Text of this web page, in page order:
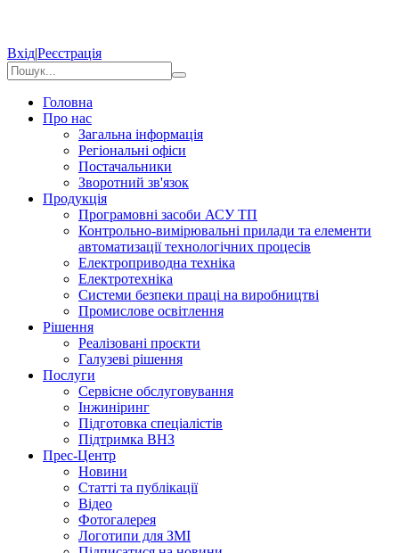
Вхід|Реєстрація
Головна
Про нас
Загальна інформація
Регіональні офіси
Постачальники
Зворотний зв'язок
Продукція
Програмовні засоби АСУ ТП
Контрольно-вимірювальні прилади та елементи
автоматизації технологічних процесів
Електроприводна техніка
Електротехніка
Системи безпеки праці на виробництві
Промислове освітлення
Рішення
Реалізовані проєкти
Галузеві рішення
Послуги
Сервісне обслуговування
Інжиніринг
Підготовка спеціалістів
Підтримка ВНЗ
Прес-Центр
Новини
Статті та публікації
Відео
Фотогалерея
Логотипи для ЗМІ